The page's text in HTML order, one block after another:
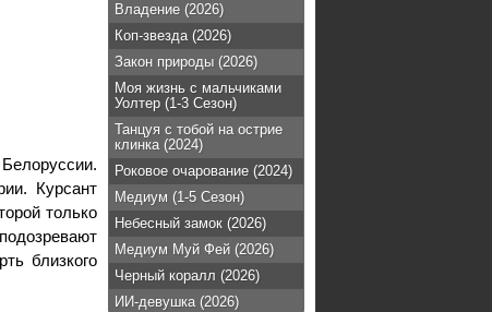
Владение (2026)
Коп-звезда (2026)
Закон природы (2026)
Моя жизнь с мальчиками
Уолтер (1-3 Сезон)
Танцуя с тобой на острие
клинка (2024)
Роковое очарование (2024)
Медиум (1-5 Сезон)
Небесный замок (2026)
Медиум Муй Фей (2026)
Черный коралл (2026)
ИИ-девушка (2026)
Курсант
только
близкого